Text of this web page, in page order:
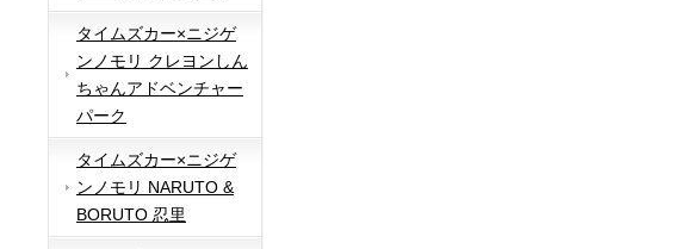
タイムズカー×ニジゲ
ンノモリ クレヨンしん
ちゃんアドベンチャー
パーク
タイムズカー×ニジゲ
ンノモリ NARUTO &
BORUTO 忍里